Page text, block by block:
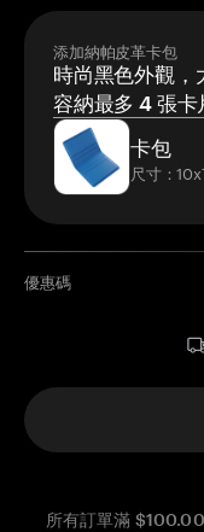
添加納帕皮革卡包
時尚黑色外觀，
容納最多 4 張卡
卡包
尺寸：
優惠碼
所有訂單滿